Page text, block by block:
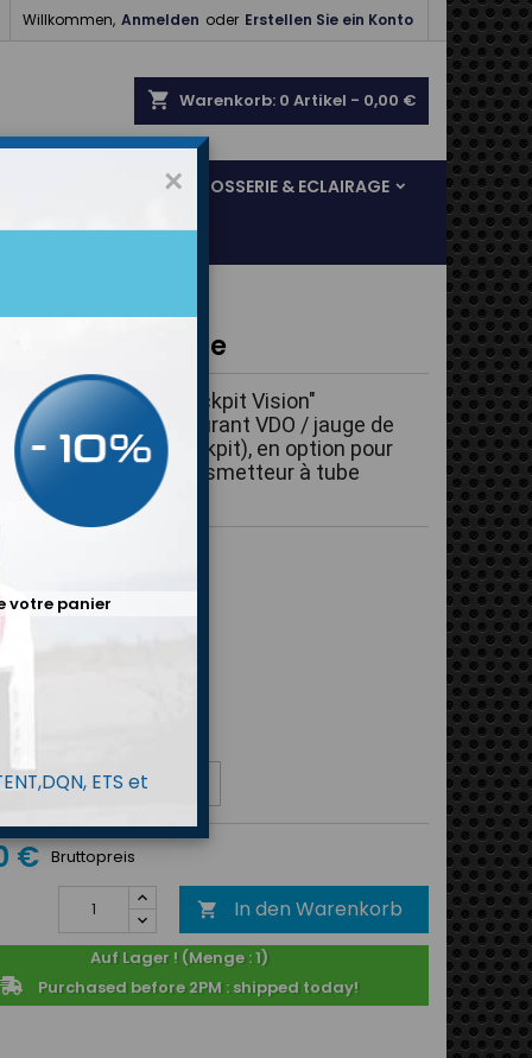
Willkommen, Anmelden oder Erstellen Sie ein Konto
shopping_cart Warenkorb: 0 Artikel - 0,00 €
& FREINAGE CARROSSERIE & ECLAIRAGE
VDO à essence
de carburant VDO Cockpit Vision"
de niveau de carburant VDO / jauge de
(vision dans le cockpit), en option pour
à levier ou transmetteur à tube
Ø 52 mm
€ Bruttopreis
 In den Warenkorb
Auf Lager ! (Menge : 1)
Purchased before 2PM : shipped today!
×
votre panier
ETS et